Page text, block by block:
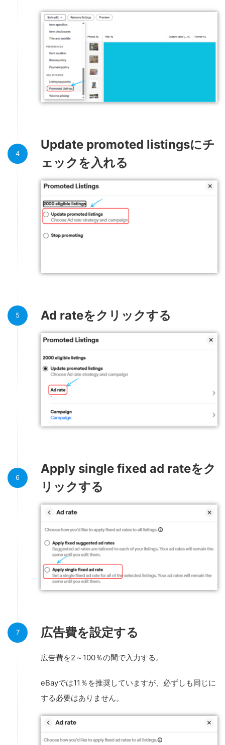
Update promoted listingsにチ
ェックを入れる
Ad rateをクリックする
Apply single fixed ad rateをク
リックする
広告費を設定する
広告費を2～100％の間で入力する。
eBayでは11％を推奨していますが、必ずしも同じに
する必要はありません。